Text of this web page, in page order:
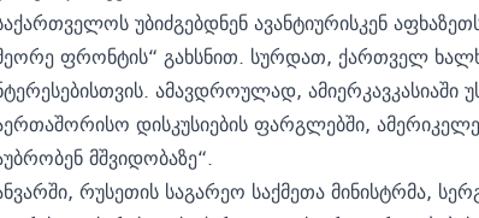
უბიძგებდნენ ავანტიურისკენ
ფრონტის“ გახსნით. სურდათ, ქართველ
ამავდროულად,
დისკუსიების ფარგლებში,
მშვიდობაზე“.
რუსეთის საგარეო საქმეთა მინისტრმა,